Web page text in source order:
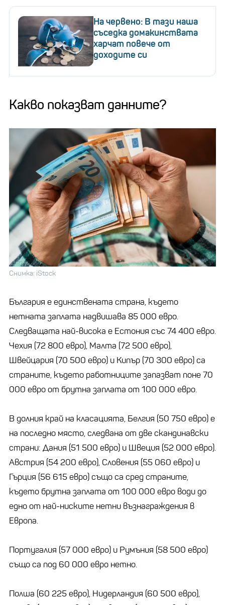
На червено: В тази наша
съседка домакинствата
харчат повече от
доходите си
Какво показват данните?
Снимка: iStock
България е единствената страна, където
нетната заплата надвишава 85 000 евро.
Следващата най-висока е Естония със 74 400 евро.
Чехия (72 800 евро), Малта (72 500 евро),
Швейцария (70 500 евро) и Кипър (70 300 евро) са
страните, където работниците запазват поне 70
000 евро от брутна заплата от 100 000 евро.
В долния край на класацията, Белгия (50 750 евро) е
на последно място, следвана от две скандинавски
страни: Дания (51 500 евро) и Швеция (52 000 евро).
Австрия (54 200 евро), Словения (55 060 евро) и
Гърция (56 615 евро) също са сред страните,
където брутна заплата от 100 000 евро води до
едно от най-ниските нетни възнаграждения в
Европа.
Португалия (57 000 евро) и Румъния (58 500 евро)
също са под 60 000 евро нетно.
Полша (60 225 евро), Нидерландия (60 500 евро),